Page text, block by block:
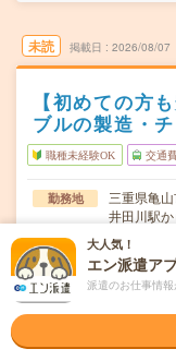
未読 掲載日 2026/08/07
【初めての方
ブルの製造・
職種未経験OK 交通
勤務地
三重県亀
井田川駅
曜日頻度 シフト制
時間
(3交替
長期でお
大人気！
エン派遣ア
派遣のお仕事情